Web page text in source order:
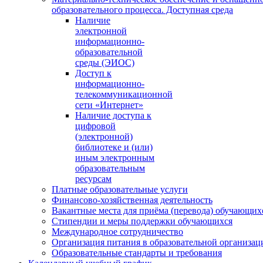
образовательного процесса. Доступная среда
Наличие
электронной
информационно-
образовательной
среды (ЭИОС)
Доступ к
информационно-
телекоммуникационной
сети «Интернет»
Наличие доступа к
цифровой
(электронной)
библиотеке и (или)
иным электронным
образовательным
ресурсам
Платные образовательные услуги
Финансово-хозяйственная деятельность
Вакантные места для приёма (перевода)
Стипендии и меры поддержки обучающихся
Международное сотрудничество
Организация питания в образовательной
Образовательные стандарты и требования